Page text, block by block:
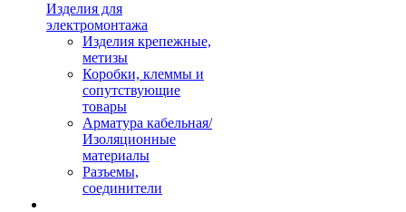
Изделия для
электромонтажа
Изделия крепежные,
метизы
Коробки, клеммы и
сопутствующие
товары
Арматура кабельная/
Изоляционные
материалы
Разъемы,
соединители